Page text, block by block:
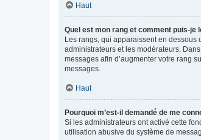
Haut
Quel est mon rang et comment puis-je
Les rangs, qui apparaissent en dessous
administrateurs et les modérateurs.
messages afin d’augmenter votre rang
messages.
Haut
Pourquoi m’est-il demandé de me
Si les administrateurs ont activé cette
utilisation abusive du système de